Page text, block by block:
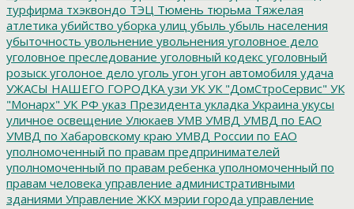
турфирма тхэквондо ТЭЦ Тюмень тюрьма Тяжелая
атлетика убийство уборка улиц убыль убыль населения
убыточность увольнение увольнения уголовное дело
уголовное преследование уголовный кодекс уголовный
розыск уголоное дело уголь угон угон автомобиля удача
УЖАСЫ НАШЕГО ГОРОДКА узи УК УК "ДомСтроСервис" УК
"Монарх" УК РФ указ Президента укладка Украина укусы
уличное освещение Улюкаев УМВ УМВД УМВД по ЕАО
УМВД по Хабаровскому краю УМВД России по ЕАО
уполномоченный по правам предпринимателей
уполномоченный по правам ребенка уполномоченный по
правам человека управление административными
зданиями Управление ЖКХ мэрии города управление